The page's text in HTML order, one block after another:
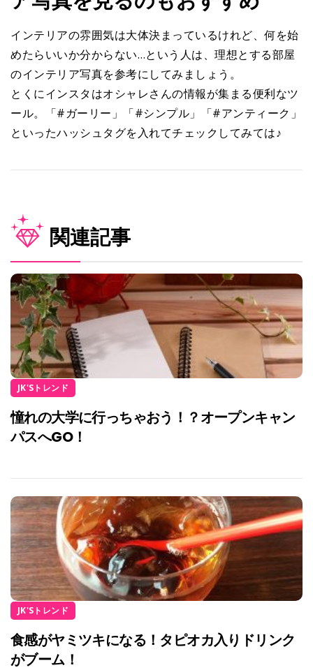
インテリアの雰囲気は大体決まっているけれど、何を始
めたらいいか分からない…という人は、理想とする部屋
のインテリア写真を参考にしてみましょう。
とくにインスタはオシャレさんの情報が集まる便利なツ
ール。「#ガーリー」「#シンプル」「#アンティーク」
といったハッシュタグを入れてチェックしてみては♪
関連記事
JK'Sトレンド
憧れの大学に行っちゃおう！？オープンキャン
パスへGO！
JK'Sトレンド
食感がヤミツキになる！タピオカ入りドリンク
がブーム！